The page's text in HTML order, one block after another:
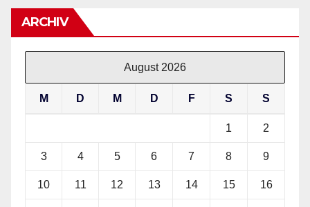
ARCHIV
August 2026
M D M D F S S
1 2
3 4 5 6 7 8 9
10 11 12 13 14 15 16